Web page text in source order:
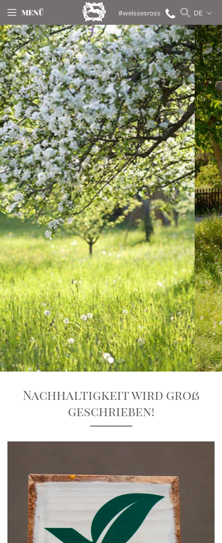
MENÜ #weissesross DE
Nachhaltigkeit wird groß
geschrieben!